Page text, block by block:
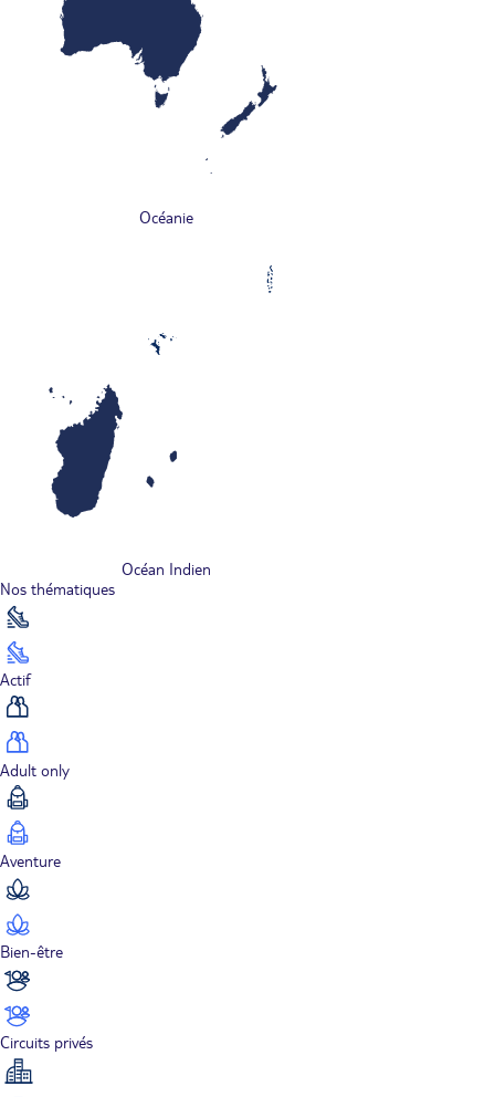
Océanie
Océan Indien
Nos thématiques
Actif
Adult only
Aventure
Bien-être
Circuits privés